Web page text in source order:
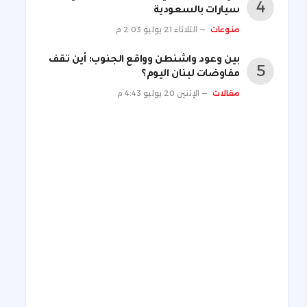
سيارات بالسعودية
منوعات الثلاثاء 21 يوليو 2:03 م
بين وعود واشنطن وواقع الجنوب: أين تقف
مفاوضات لبنان اليوم؟
مقالات الإثنين 20 يوليو 4:43 م